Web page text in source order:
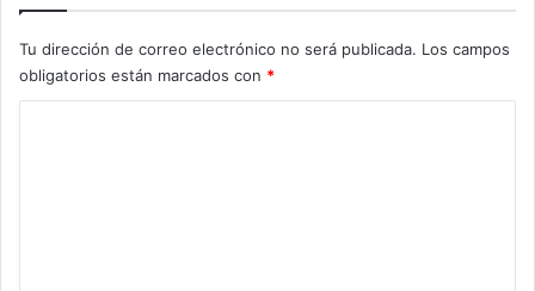
Tu dirección de correo electrónico no será publicada. Los campos
obligatorios están marcados con *